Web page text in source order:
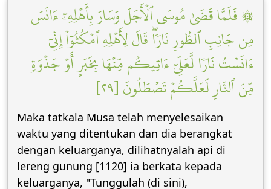
۞ فَلَمَّا قَضَىٰ مُوسَى ٱلۡأَجَلَ وَسَارَ بِأَهۡلِهِۦٓ ءَانَسَ
مِن جَانِبِ ٱلطُّورِ نَارٗاۖ قَالَ لِأَهۡلِهِ ٱمۡكُثُوٓاْ إِنِّيٓ
ءَانَسۡتُ نَارٗا لَّعَلِّيٓ ءَاتِيكُم مِّنۡهَا بِخَبَرٍ أَوۡ جَذۡوَةٖ
مِّنَ ٱلنَّارِ لَعَلَّكُمۡ تَصۡطَلُونَ [٢٩]
Maka tatkala Musa telah menyelesaikan
waktu yang ditentukan dan dia berangkat
dengan keluarganya, dilihatnyalah api di
lereng gunung [1120] ia berkata kepada
keluarganya, "Tunggulah (di sini),